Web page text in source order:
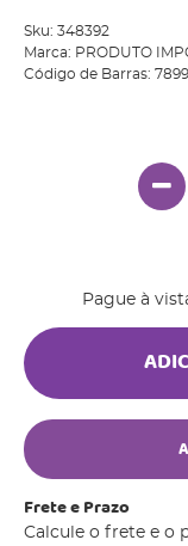
Sku: 348392
Marca: PRODUTO
Código de Barras:
Pague à
Frete e Prazo
Calcule o frete e o